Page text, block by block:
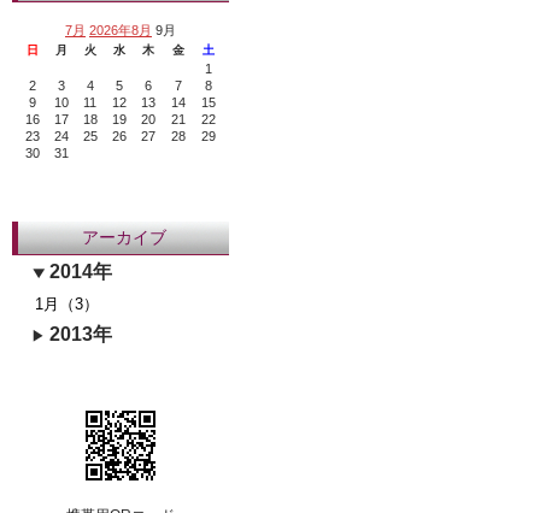
7月 2026年8月 9月
日 月 火 水 木 金 土
1
2
3 4 5 6 7
8
9
10 11 12 13 14
15
16
17 18 19 20 21
22
23
24 25 26 27 28
29
30
31
アーカイブ
2014年
1月（3）
2013年